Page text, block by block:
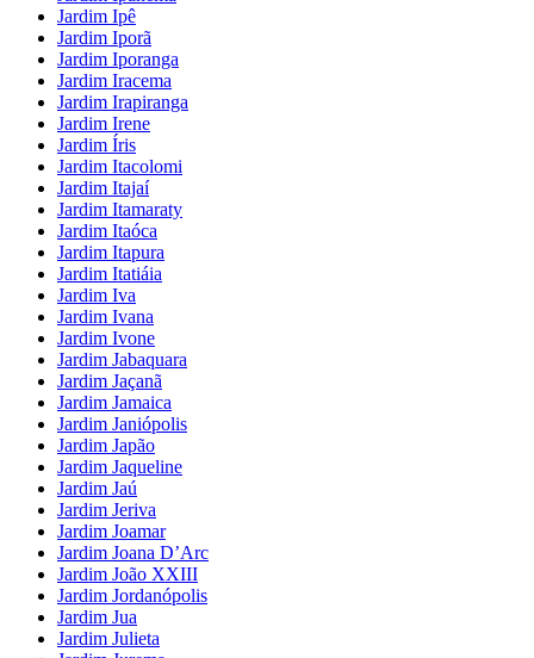
Jardim Ipê
Jardim Iporã
Jardim Iporanga
Jardim Iracema
Jardim Irapiranga
Jardim Irene
Jardim Íris
Jardim Itacolomi
Jardim Itajaí
Jardim Itamaraty
Jardim Itaóca
Jardim Itapura
Jardim Itatiáia
Jardim Iva
Jardim Ivana
Jardim Ivone
Jardim Jabaquara
Jardim Jaçanã
Jardim Jamaica
Jardim Janiópolis
Jardim Japão
Jardim Jaqueline
Jardim Jaú
Jardim Jeriva
Jardim Joamar
Jardim Joana D’Arc
Jardim João XXIII
Jardim Jordanópolis
Jardim Jua
Jardim Julieta